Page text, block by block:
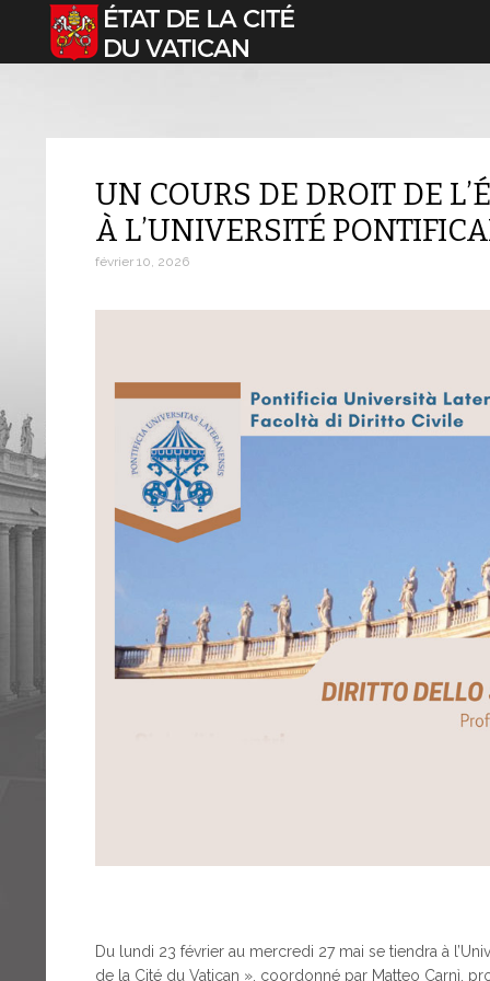
Sélectionnez votre langue
UN COURS DE DROIT DE
À L’UNIVERSITÉ
février 10, 2026
Du lundi 23 février au mercredi 27 mai se tiendra à
de la Cité du Vatican », coordonné par Matteo Carnì,